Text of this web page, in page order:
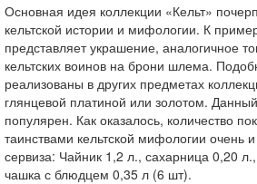
Основная идея коллекции «Кельт»
кельтской истории и мифологии. К
представляет украшение, аналогичное
кельтских воинов на брони шлема.
реализованы в других предметах
глянцевой платиной или золотом.
популярен. Как оказалось, количество
таинствами кельтской мифологии очень
сервиза: Чайник 1,2 л., сахарница 0,20
чашка с блюдцем 0,35 л (6 шт).